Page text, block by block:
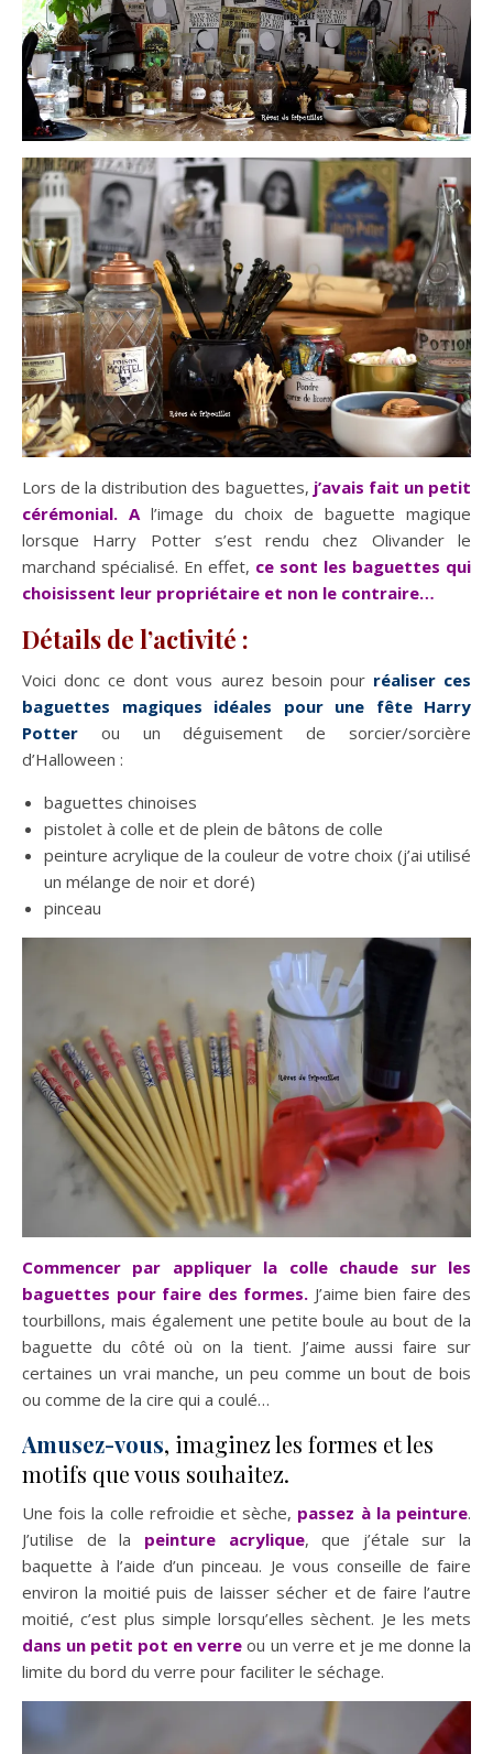
Lors de la distribution des baguettes, j’avais fait un petit
cérémonial. A l’image du choix de baguette magique
lorsque Harry Potter s’est rendu chez Olivander le
marchand spécialisé. En effet, ce sont les baguettes qui
choisissent leur propriétaire et non le contraire…
Détails de l’activité :
Voici donc ce dont vous aurez besoin pour réaliser ces
baguettes magiques idéales pour une fête Harry
Potter
ou un déguisement de sorcier/sorcière
d’Halloween :
baguettes chinoises
pistolet à colle et de plein de bâtons de colle
peinture acrylique de la couleur de votre choix (j’ai utilisé
un mélange de noir et doré)
pinceau
Commencer par appliquer la colle chaude sur les
baguettes pour faire des formes. J’aime bien faire des
tourbillons, mais également une petite boule au bout de la
baguette du côté où on la tient. J’aime aussi faire sur
certaines un vrai manche, un peu comme un bout de bois
ou comme de la cire qui a coulé…
Amusez-vous, imaginez les formes et les
motifs que vous souhaitez.
Une fois la colle refroidie et sèche, passez à la peinture.
J’utilise de la peinture acrylique, que j’étale sur la
baquette à l’aide d’un pinceau. Je vous conseille de faire
environ la moitié puis de laisser sécher et de faire l’autre
moitié, c’est plus simple lorsqu’elles sèchent. Je les mets
dans un petit pot en verre ou un verre et je me donne la
limite du bord du verre pour faciliter le séchage.